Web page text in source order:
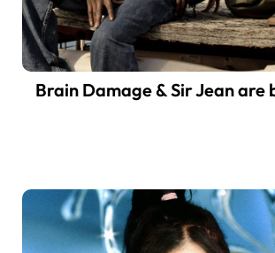
Brain Damage & Sir Jean are